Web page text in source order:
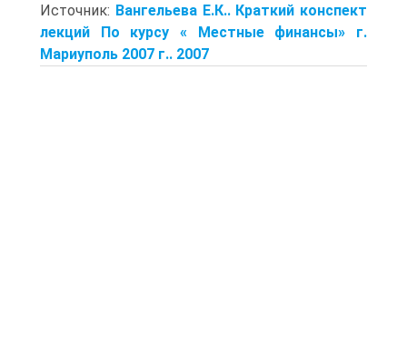
Источник: Вангельева Е.К.. Краткий конспект
лекций По курсу « Местные финансы» г.
Мариуполь 2007 г.. 2007